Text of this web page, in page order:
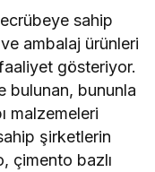
sahip
ambalaj ürünleri
gösteriyor.
bulunan, bununla
malzemeleri
şirketlerin
çimento bazlı